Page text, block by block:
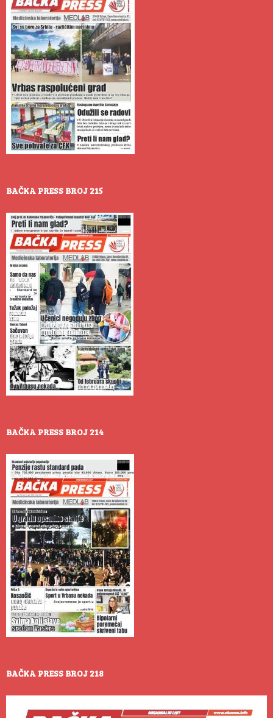
BAČKA PRESS BROJ 215
BAČKA PRESS BROJ 214
BAČKA PRESS BROJ 218